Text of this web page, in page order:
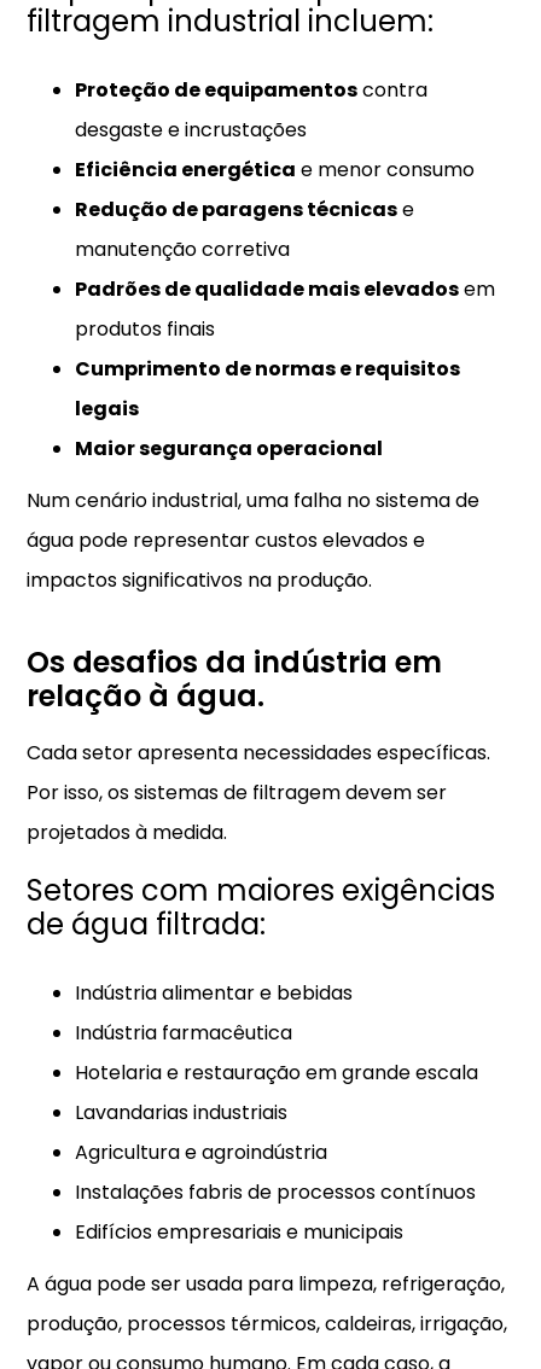
filtragem industrial incluem:
Proteção de equipamentoscontra
desgaste e incrustações
Eficiência energética e menor consumo
Redução de paragens técnicase
manutenção corretiva
Padrões de qualidade mais elevadosem
produtos finais
Cumprimento de normas e requisitos
legais
Maior segurança operacional
Num cenário industrial, uma falha no sistema de
água pode representar custos elevados e
impactos significativos na produção.
Os desafios da indústria em
relação à água.
Cada setor apresenta necessidades específicas.
Por isso, os sistemas de filtragem devem ser
projetados à medida.
Setores com maiores exigências
de água filtrada:
Indústria alimentar e bebidas
Indústria farmacêutica
Hotelaria e restauração em grande escala
Lavandarias industriais
Agricultura e agroindústria
Instalações fabris de processos contínuos
Edifícios empresariais e municipais
A água pode ser usada para limpeza, refrigeração,
produção, processos térmicos, caldeiras, irrigação,